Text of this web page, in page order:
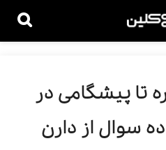
تا پیشگامی در
سوال از دارن